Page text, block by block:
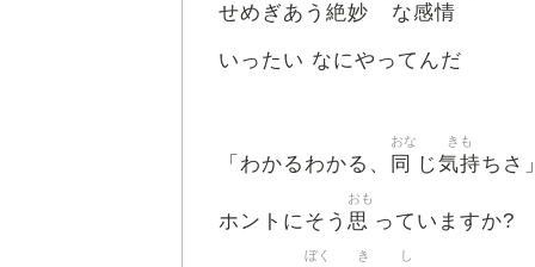
せめぎあう 絶妙 な感情
いったい なにやってんだ
「わかるわかる、 同
おな
じ気持
きも
ちさ
ホントにそう 思
おも
っていますか?
ぼく き し